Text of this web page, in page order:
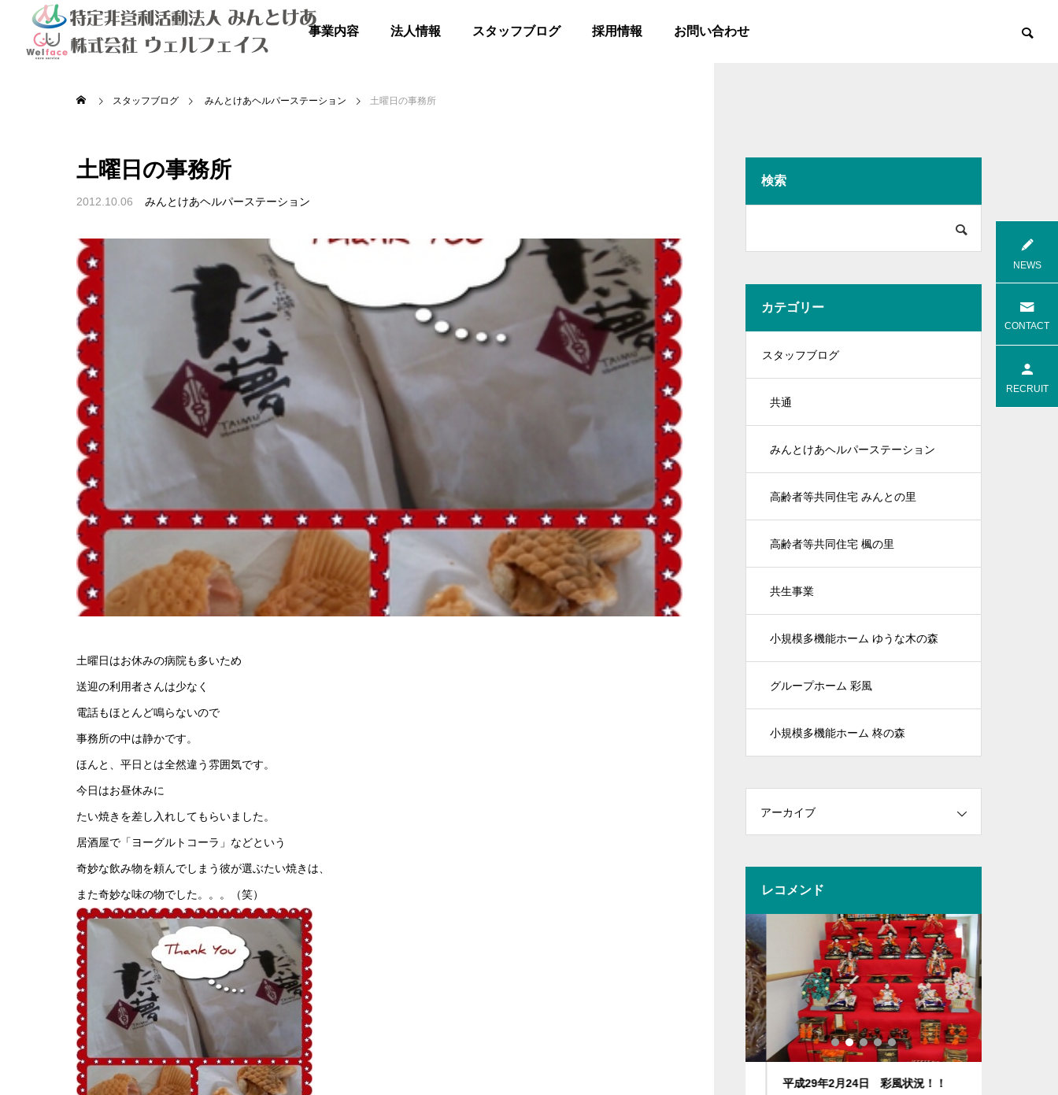
事業内容 法人情報 スタッフブログ 採用情報 お問い合わせ
高齢者等共同住宅 みんとの里
青空散髪
高齢者等共同住宅 みんとの里
合同花火
高齢者等共同住宅 みんとの里
8月花火 8月焼肉
高齢者等共
スタッフブログ みんとけあヘルパーステーション 土曜日の事務所
土曜日の事務所
2012.10.06 みんとけあヘルパーステーション
土曜日はお休みの病院も多いため
送迎の利用者さんは少なく
電話もほとんど鳴らないので
事務所の中は静かです。
ほんと、平日とは全然違う雰囲気です。
今日はお昼休みに
たい焼きを差し入れしてもらいました。
居酒屋で「ヨーグルトコーラ」などという
奇妙な飲み物を頼んでしまう彼が選ぶたい焼きは、
また奇妙な味の物でした。。。（笑）
検索
カテゴリー
スタッフブログ
共通
みんとけあヘルパーステーション
高齢者等共同住宅 みんとの里
高齢者等共同住宅 楓の里
共生事業
小規模多機能ホーム ゆうな木の森
グループホーム 彩風
小規模多機能ホーム 柊の森
アーカイブ
レコメンド
令和元年9月18日27日 おやつ行事 平成29年2月24日 彩風状況！！
NEWS
CONTACT
RECRUIT